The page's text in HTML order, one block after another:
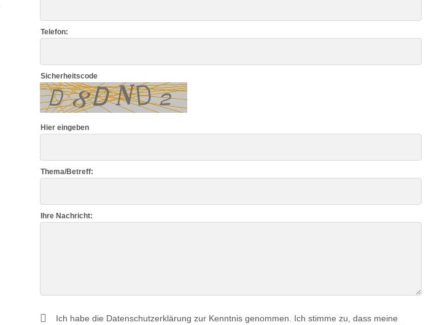
Telefon:
Sicherheitscode
Hier eingeben
Thema/Betreff:
Ihre Nachricht:
Ich habe die Datenschutzerklärung zur Kenntnis genommen. Ich stimme zu, dass meine